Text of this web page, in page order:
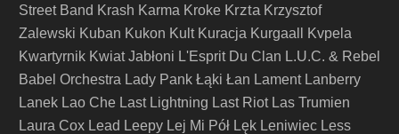
Street Band Krash Karma Kroke Krzta Krzysztof
Zalewski Kuban Kukon Kult Kuracja Kurgaall
Kvpela
Kwartyrnik Kwiat Jabłoni L'Esprit Du Clan L.U.C. & Rebel
Babel Orchestra Lady Pank Łąki Łan Lament Lanberry
Lanek Lao Che Last Lightning Last Riot Las Trumien
Laura Cox Lead Leepy Lej Mi Pół Lęk Leniwiec Less